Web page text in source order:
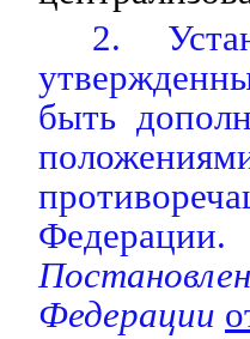
2.
быть
Федерации.
Федерации